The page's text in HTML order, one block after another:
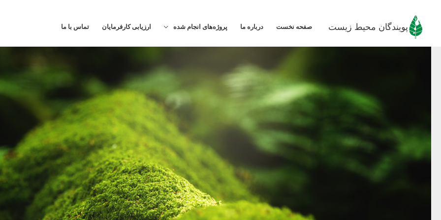
پویندگان محیط زیست صفحه نخست درباره ما پروژه‌های انجام شده ارزیابی کارفرمایان تماس با ما